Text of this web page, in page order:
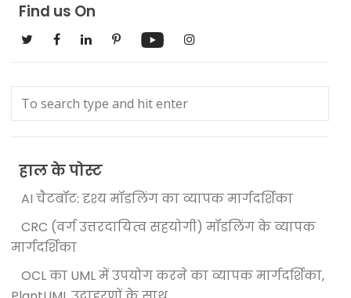
Find us On
हाल के पोस्ट
AI चैटबॉट: दृश्य मॉडलिंग का व्यापक मार्गदर्शिका
CRC (वर्ग उत्तरदायित्व सहयोगी) मॉडलिंग के व्यापक
मार्गदर्शिका
OCL का UML में उपयोग करने का व्यापक मार्गदर्शिका,